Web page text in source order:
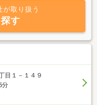
た対応を心がけておりま
しのお客様には、女性スタ
せください。
が取り扱う
す
目１－１４９
分